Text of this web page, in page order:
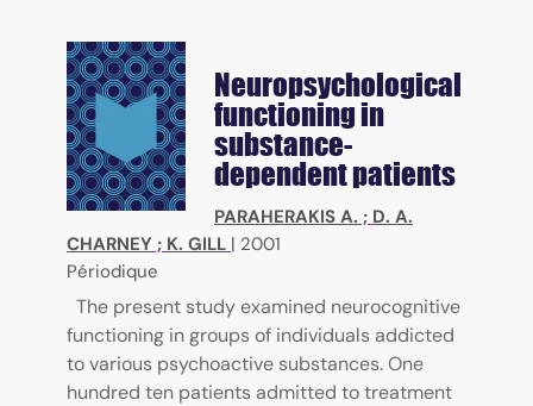
Neuropsychological
functioning in
substance-
dependent patients
PARAHERAKIS A. ; D. A.
CHARNEY ; K. GILL | 2001
Périodique
The present study examined neurocognitive
functioning in groups of individuals addicted
to various psychoactive substances. One
hundred ten patients admitted to treatment